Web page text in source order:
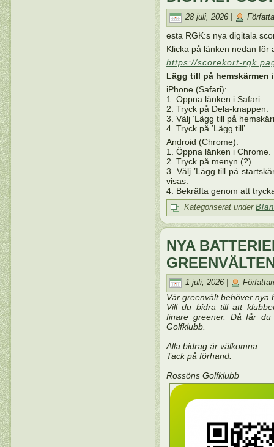
28 juli, 2026 |
esta RGK:s nya digitala
Klicka på länken nedan för
https://scorekort-
Lägg till på hemskärmen
iPhone (Safari):
1. Öppna länken i Safari.
2. Tryck på Dela-knappen.
3. Välj ’Lägg till på
4. Tryck på ’Lägg till’.
Android (Chrome):
1. Öppna länken i Chrome.
2. Tryck på menyn (?).
3. Välj ’Lägg till på
visas.
4. Bekräfta genom att trycka
Kategoriserat under
NYA
1 juli, 2026 |
Vår greenvält behöver nya
Vill du bidra till att
finare greener. Då får
Golfklubb.
Alla bidrag är välkomna.
Tack på förhand.
Rossöns Golfklubb